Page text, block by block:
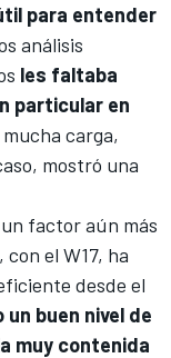
para entender
análisis
les faltaba
particular en
carga,
mostró una
factor aún más
el W17, ha
desde el
un buen nivel de
muy contenida